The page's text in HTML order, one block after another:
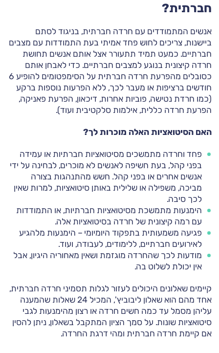
חברתית?
אנשים המתמודדים עם חרדה חברתית, בניגוד לסתם
ביישנות, צריכים לחוש פחד אמיתי בעת התמודדות עם מצבים
חברתיים. כמעט תמיד תתעורר אצל אותם אנשים תחושת
חרדה קיצונית בנוגע למצבים חברתיים. כדי לאבחן אותם
כסובלים מהפרעת חרדה חברתית על הסימפטומים להופיע 6
חודשים ברציפות או מעבר לכך, ללא הפרעות נוספות ברקע
(כמו חרדת נטישה, פוביות אחרות, דיכאון, הפרעת פאניקה,
הפרעת חרדה כללית, אילמות סלקטיבית ועוד).
האם הסיטואציות האלה מוכרות לך?
פחד וחרדה מתמשכים מסיטואציות חברתיות או עמידה
בפני קהל, בעת חשיפה לאנשים לא מוכרים, לבחינה על ידי
אנשים אחרים או בפני קהל. חשש מהתנהגות בצורה
מביכה, משפילה או שלילית באותן סיטואציות, למרות שאין
לכך סיבה.
הימנעות מתמשכת מסיטואציות חברתיות, או התמודדות
עם רמה קיצונית של חרדה בסיטואציות אלה.
פגיעה משמעותית בתפקוד היומיומי – הימנעות מלהגיע
לאירועים חברתיים, ללימודים, לעבודה, ועוד.
מודעות לכך שהחרדה מוגזמת ושאין מאחוריה היגיון, אבל
אין יכולת לשלוט בה.
קיימים שאלונים היכולים לעזור לגלות תסמיני חרדה חברתית,
אחד מהם הוא שאלון ליבוביץ', המכיל 24 שאלות שהמענה
עליהן מסמל עד כמה חשים חרדה או רצון מהימנעות לגבי
סיטואציות שונות. על סמך הציון המתקבל בשאלון, ניתן להסין
אם קיימת חרדה חברתית ומהי דרגת החרדה.